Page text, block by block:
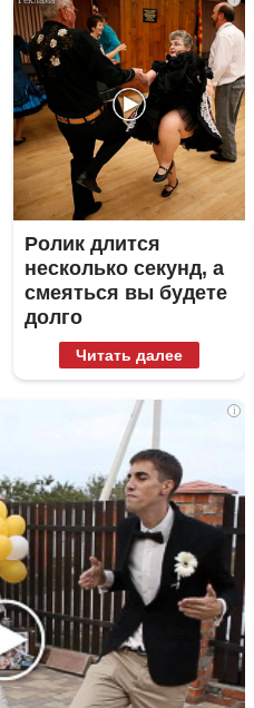
Ролик длится
несколько секунд, а
смеяться вы будете
долго
Читать далее
i